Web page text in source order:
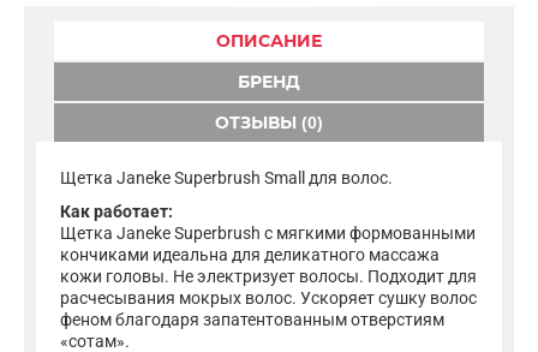
ОПИСАНИЕ
БРЕНД
ОТЗЫВЫ (0)
Щетка Janeke Superbrush Small для волос.
Как работает:
Щетка Janeke Superbrush с мягкими формованными
кончиками идеальна для деликатного массажа
кожи головы. Не электризует волосы. Подходит для
расчесывания мокрых волос. Ускоряет сушку волос
феном благодаря запатентованным отверстиям
«сотам».